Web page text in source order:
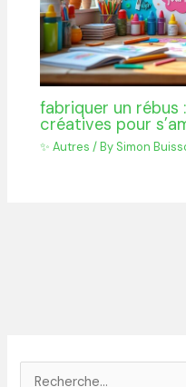
fabriquer un rébus
créatives pour
✨ Autres / By Simon